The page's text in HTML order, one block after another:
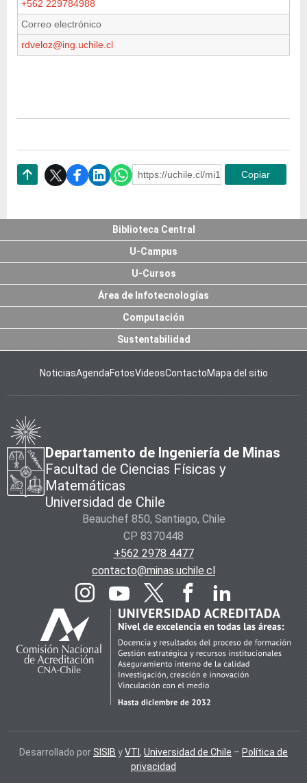
+562 229784988
Correo electrónico
rdveloz@ing.uchile.cl
https://uchile.cl/mi123440Copiar
Biblioteca Central
U-Campus
U-Cursos
Área de Infotecnologías
Computación
Sustentabilidad
NoticiasAgendaFotosVideosContactoMapa del sitio
Departamento de Ingeniería de Minas
Facultad de Ciencias Físicas y
Matemáticas
Universidad de Chile
Beauchef 850, Santiago, Chile
CP 8370448
+562 2978 4477
contacto@minas.uchile.cl
Desarrollado por SISIB yVTI , Universidad de Chile – Política de
privacidad